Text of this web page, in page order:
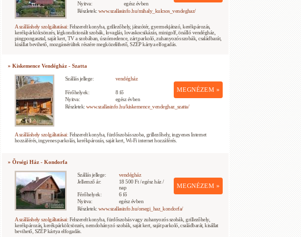
Nyitva:
egész évben
Részletek: www.szallasinfo.hu/mihaly_kulcsos_vendeghaz/
A szálláshely szolgáltatásai: Felszerelt konyha, grillezőhely, játszótér, gyermekjátszó, kerékpározás,
kerékpárkölcsönzés, légkondicionált szobák, lovaglás, lovaskocsikázás, minigolf, önálló vendégház,
pingpongasztal, saját kert, TV a szobában, úszómedence, zárt parkoló, zuhanyozós szobák, családbarát,
kisállat bevihető, mozgássérültek részére megközelíthető, SZÉP kártya elfogadás.
» Kiskemence Vendégház - Szatta
Szállás jellege: vendégház
MEGNÉZEM »
Férőhelyek:
8 fő
Nyitva:
egész évben
Részletek: www.szallasinfo.hu/kiskemence_vendeghaz_szatta/
A szálláshely szolgáltatásai: Felszerelt konyha, fürdőszobás szoba, grillezőhely, ingyenes Internet
hozzáférés, ingyenes parkolás, kerékpározás, saját kert, Wi-Fi internet hozzáférés.
» Õrségi Ház - Kondorfa
Szállás jellege: vendégház
MEGNÉZEM »
Jellemző ár:
18 500 Ft / egész ház /
nap
Férőhelyek:
6 fő
Nyitva:
egész évben
Részletek: www.szallasinfo.hu/orsegi_haz_kondorfa/
A szálláshely szolgáltatásai: Felszerelt konyha, fürdőszobás vagy zuhanyozós szobák, grillezőhely,
kerékpározás, kerékpárkölcsönzés, nemdohányzó szobák, saját kert, saját parkoló, családbarát, kisállat
bevihető, SZÉP kártya elfogadás.